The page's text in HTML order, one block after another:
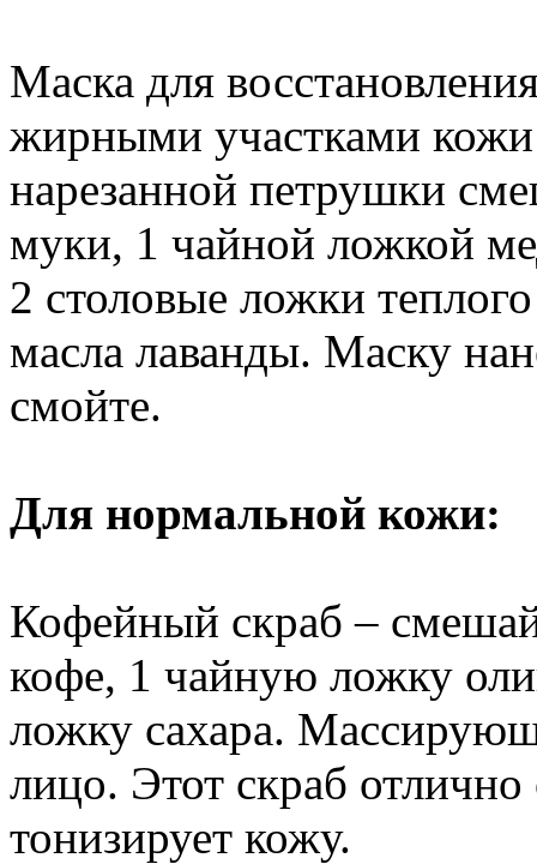
Маска для
жирными участками
нарезанной петрушки
муки, 1 чайной ложкой
2 столовые ложки
масла лаванды. Маску
смойте.
Для нормальной кожи:
Кофейный скраб –
кофе, 1 чайную ложку
ложку сахара.
лицо. Этот скраб
тонизирует кожу.